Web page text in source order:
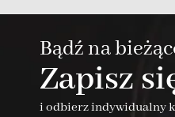
Bądź na
Zapisz
i odbierz indywidualny